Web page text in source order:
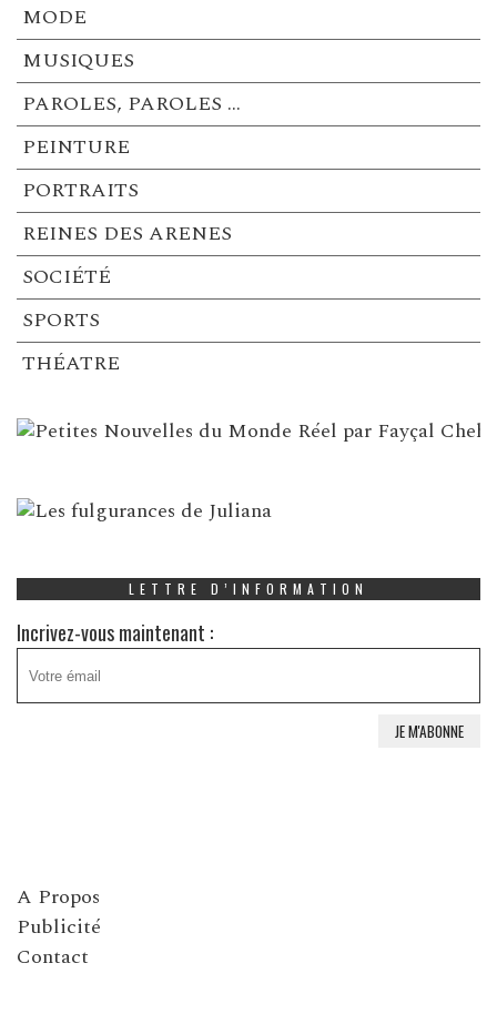
MODE
MUSIQUES
PAROLES, PAROLES …
PEINTURE
PORTRAITS
REINES DES ARENES
SOCIÉTÉ
SPORTS
THÉATRE
LETTRE D’INFORMATION
Incrivez-vous maintenant :
A Propos
Publicité
Contact